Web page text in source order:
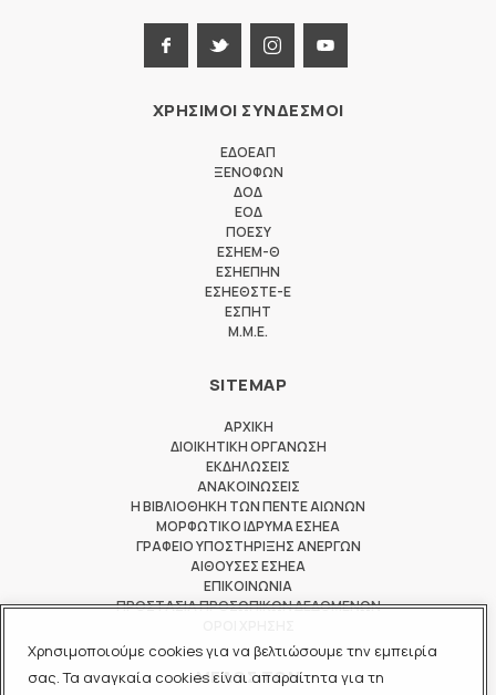
Χρησιμοποιούμε cookies για να βελτιώσουμε την εμπειρία
σας. Τα αναγκαία cookies είναι απαραίτητα για τη
ΧΡΗΣΙΜΟΙ ΣΥΝΔΕΣΜΟΙ
ΕΔΟΕΑΠ
ΞΕΝΟΦΩΝ
ΔΟΔ
ΕΟΔ
ΠΟΕΣΥ
ΕΣΗΕΜ-Θ
ΕΣΗΕΠΗΝ
ΕΣΗΕΘΣΤΕ-Ε
ΕΣΠΗΤ
M.M.E.
SITEMAP
ΑΡΧΙΚΗ
ΔΙΟΙΚΗΤΙΚΗ ΟΡΓΑΝΩΣΗ
ΕΚΔΗΛΩΣΕΙΣ
ΑΝΑΚΟΙΝΩΣΕΙΣ
Η ΒΙΒΛΙΟΘΗΚΗ ΤΩΝ ΠΕΝΤΕ ΑΙΩΝΩΝ
ΜΟΡΦΩΤΙΚΟ ΙΔΡΥΜΑ ΕΣΗΕΑ
ΓΡΑΦΕΙΟ ΥΠΟΣΤΗΡΙΞΗΣ ΑΝΕΡΓΩΝ
ΑΙΘΟΥΣΕΣ ΕΣΗΕΑ
ΕΠΙΚΟΙΝΩΝΙΑ
ΠΡΟΣΤΑΣΙΑ ΠΡΟΣΩΠΙΚΩΝ ΔΕΔΟΜΕΝΩΝ
ΜΕΛΟΣ ΤΩΝ